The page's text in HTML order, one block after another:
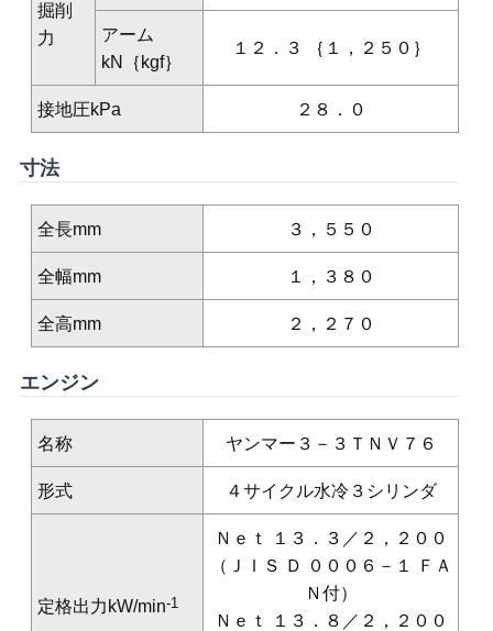
掘削
力
アーム
kN｛kgf｝
１２．３ ｛１，２５０｝
接地圧kPa ２８．０
寸法
全長mm ３，５５０
全幅mm １，３８０
全高mm ２，２７０
エンジン
名称 ヤンマー３－３ＴＮＶ７６
形式 ４サイクル水冷３シリンダ
定格出力 kW/min-1
Ｎｅｔ １３．３／２，２００
（ＪＩＳ Ｄ ０００６－１ ＦＡ
Ｎ付）
Ｎｅｔ １３．８／２，２００